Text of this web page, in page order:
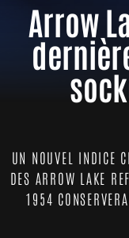
Arrow
UN NOUVEL INDICE
DES ARROW LAKE
1954